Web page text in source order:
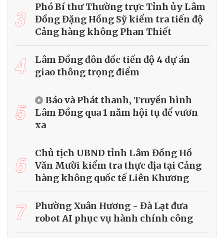
3
Phó Bí thư Thường trực Tỉnh ủy Lâm
Đồng Đặng Hồng Sỹ kiểm tra tiến độ
Cảng hàng không Phan Thiết
4
Lâm Đồng đôn đốc tiến độ 4 dự án
giao thông trọng điểm
5
Báo và Phát thanh, Truyền hình
Lâm Đồng qua 1 năm hội tụ để vươn
xa
6
Chủ tịch UBND tỉnh Lâm Đồng Hồ
Văn Mười kiểm tra thực địa tại Cảng
hàng không quốc tế Liên Khương
7
Phường Xuân Hương - Đà Lạt đưa
robot AI phục vụ hành chính công